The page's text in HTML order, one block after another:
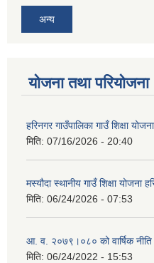
अन्य
योजना तथा परियोजना
हरिनगर गाउँपालिका गाउँ शिक्षा
मिति: 07/16/2026 - 20:40
मस्यौदा स्थानीय गाउँ शिक्षा योजना
मिति: 06/24/2026 - 07:53
आ. व. २०७९।०८० को वार्षिक
मिति: 06/24/2022 - 15:53